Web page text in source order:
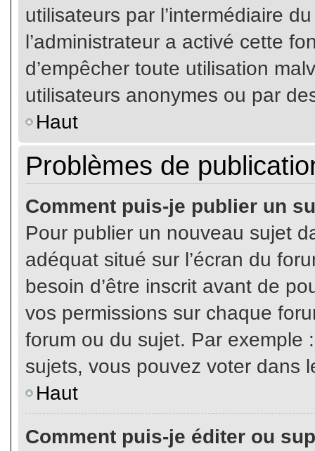
utilisateurs par l’intermédiaire
l’administrateur a activé cette
d’empêcher toute utilisation
utilisateurs anonymes ou par
Haut
Problèmes de
Comment puis-je publier un
Pour publier un nouveau sujet
adéquat situé sur l’écran du
besoin d’être inscrit avant de
vos permissions sur chaque
forum ou du sujet. Par exemple
sujets, vous pouvez voter dans
Haut
Comment puis-je éditer ou